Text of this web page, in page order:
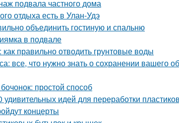
подвала частного дома
отдыха есть в Улан-Удэ
объединить гостиную и спальню
в подвале
правильно отводить грунтовые воды
все, что нужно знать о сохранении вашего
простой способ
идей для переработки
концерты